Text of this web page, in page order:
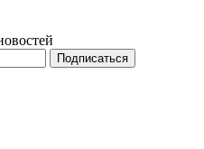
Подписаться